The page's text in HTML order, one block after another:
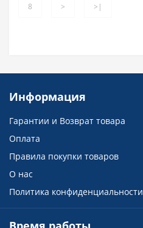
8 > >|
Информация
Гарантии и Возврат товара
Оплата
Правила покупки товаров
О нас
Политика конфиденциальности